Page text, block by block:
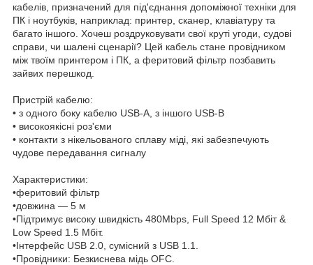
кабелів, призначений для під'єднання допоміжної техніки для
ПК і ноутбуків, наприклад: принтер, сканер, клавіатуру та
багато іншого. Хочеш роздруковувати свої круті угоди, судові
справи, чи шалені сценарії? Цей кабель стане провідником
між твоїм принтером і ПК, а феритовий фільтр позбавить
зайвих перешкод.
Пристрій кабелю:
• з одного боку кабелю USB-А, з іншого USB-B
• високоякісні роз'єми
• контакти з нікельованого сплаву міді, які забезпечують
чудове передавання сигналу
Характеристики:
•феритовий фільтр
•довжина — 5 м
•Підтримує високу швидкість 480Mbps, Full Speed 12 Мбіт &
Low Speed 1.5 Мбіт.
•Інтерфейс USB 2.0, сумісний з USB 1.1.
•Провідники: Безкиснева мідь OFC.